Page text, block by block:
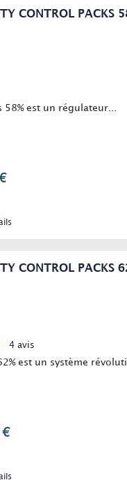
CONTROL PACKS
est un régulateur...
CONTROL PACKS
4 avis
est un système